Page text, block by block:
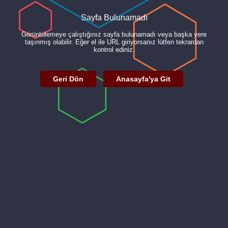
Sayfa Bulunamadı
Görüntülemeye çalıştığınız sayfa bulunamadı veya başka yere
taşınmış olabilir. Eğer el ile URL giriyorsanız lütfen tekrardan
kontrol ediniz.
Geri Dön Anasayfa'ya Git